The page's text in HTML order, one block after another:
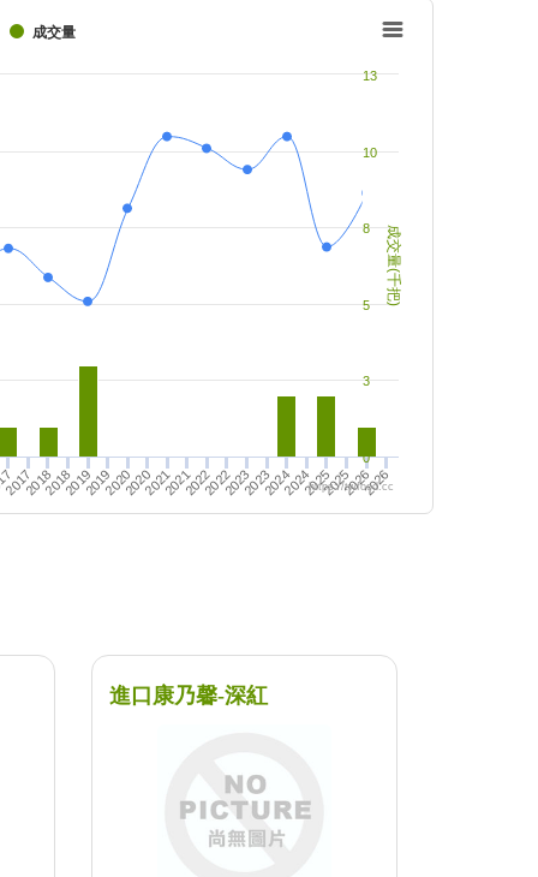
成交量(千把)
成交量
2017201820182019201920202020202120212022202220232023202420242025202520262026
0
3
5
8
10
13
https://twfood.cc
進口康乃馨-深紅